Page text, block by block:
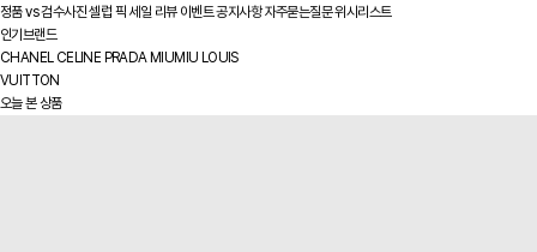
정품 vs검수사진셀럽 픽 세일 리뷰 이벤트공지사항 자주묻는질문위시리스트
인기브랜드
CHANEL CELINE PRADA MIUMIU LOUIS
VUITTON
오늘 본 상품